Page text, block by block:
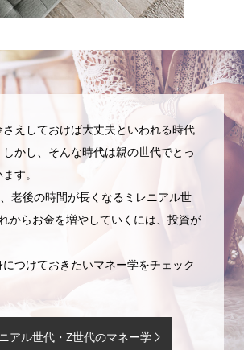
さえしておけば大丈夫といわれる時代
かし、そんな時代は親の世代でとっ
す。
老後の時間が長くなるミレニアル世
からお金を増やしていくには、投資が
つけておきたいマネー学をチェック
アル世代・Z世代のマネー学